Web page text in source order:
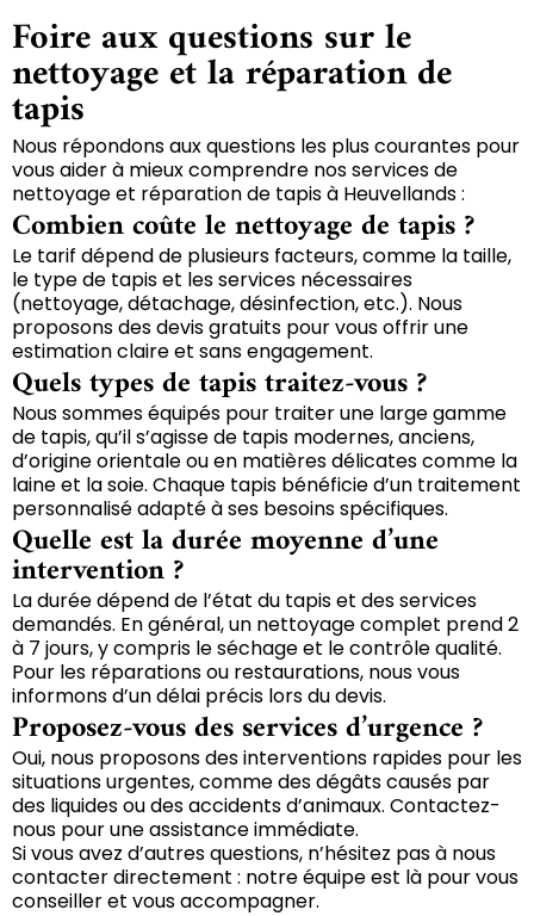
Foire aux questions sur le
nettoyage et la réparation de
tapis
Nous répondons aux questions les plus courantes pour
vous aider à mieux comprendre nos services de
nettoyage et réparation de tapis à Heuvellands :
Combien coûte le nettoyage de tapis ?
Le tarif dépend de plusieurs facteurs, comme la taille,
le type de tapis et les services nécessaires
(nettoyage, détachage, désinfection, etc.). Nous
proposons des devis gratuits pour vous offrir une
estimation claire et sans engagement.
Quels types de tapis traitez-vous ?
Nous sommes équipés pour traiter une large gamme
de tapis, qu’il s’agisse de tapis modernes, anciens,
d’origine orientale ou en matières délicates comme la
laine et la soie. Chaque tapis bénéficie d’un traitement
personnalisé adapté à ses besoins spécifiques.
Quelle est la durée moyenne d’une
intervention ?
La durée dépend de l’état du tapis et des services
demandés. En général, un nettoyage complet prend 2
à 7 jours, y compris le séchage et le contrôle qualité.
Pour les réparations ou restaurations, nous vous
informons d’un délai précis lors du devis.
Proposez-vous des services d’urgence ?
Oui, nous proposons des interventions rapides pour les
situations urgentes, comme des dégâts causés par
des liquides ou des accidents d’animaux. Contactez-
nous pour une assistance immédiate.
Si vous avez d’autres questions, n’hésitez pas à nous
contacter directement : notre équipe est là pour vous
conseiller et vous accompagner.